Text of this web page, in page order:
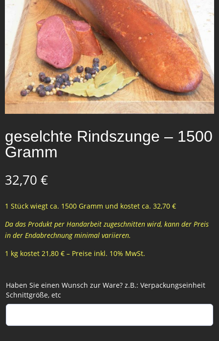
geselchte Rindszunge – 1500
Gramm
32,70 €
1 Stück wiegt ca. 1500 Gramm und kostet ca. 32,70 €
Da das Produkt per Handarbeit zugeschnitten wird, kann der Preis
in der Endabrechnung minimal variieren.
1 kg kostet 21,80 € – Preise inkl. 10% MwSt.
Haben Sie einen Wunsch zur Ware? z.B.: Verpackungseinheit
Schnittgröße, etc